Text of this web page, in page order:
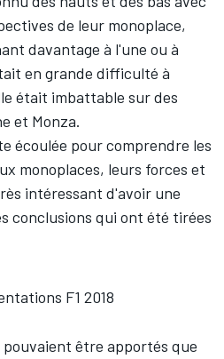
de leur monoplace,
davantage à l'une ou à
en grande difficulté à
était imbattable sur des
et Monza.
écoulée pour comprendre les
monoplaces, leurs forces et
intéressant d'avoir une
conclusions qui ont été tirées
F1 2018
être apportés que